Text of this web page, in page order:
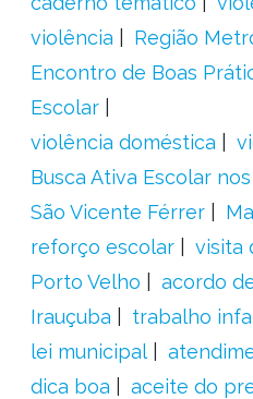
violência
Região
Encontro de Boas
Escolar
violência doméstica
Busca Ativa Escolar
São Vicente Férrer
reforço escolar
visita
Porto Velho
acordo
Irauçuba
trabalho
lei municipal
dica boa
aceite do